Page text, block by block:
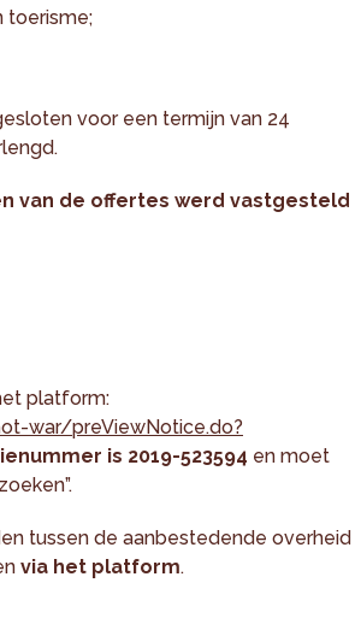
toerisme;
voor een termijn van 24
van de offertes werd vastgesteld
platform:
war/preViewNotice.do?
is 2019-523594 en moet
tussen de aanbestedende overheid
via het platform.